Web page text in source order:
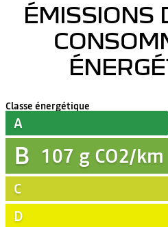
ÉMISSIONS
Classe énergétique
A
B 107 g CO2/km
C
D